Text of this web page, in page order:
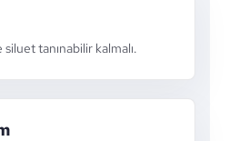
tanınabilir kalmalı.